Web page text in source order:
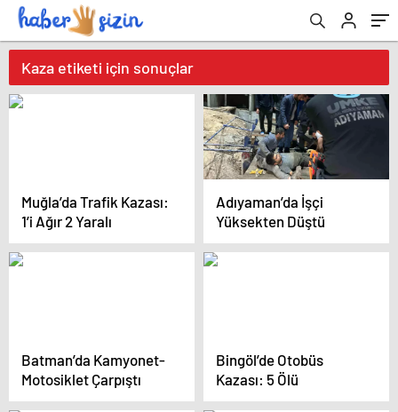
Kaza etiketi için sonuçlar
Muğla’da Trafik Kazası:
1’i Ağır 2 Yaralı
Adıyaman’da İşçi
Yüksekten Düştü
Batman’da Kamyonet-
Motosiklet Çarpıştı
Bingöl’de Otobüs
Kazası: 5 Ölü